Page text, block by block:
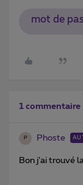
mot de
1 commentaire
P Phoste
Bon j’ai trouvé